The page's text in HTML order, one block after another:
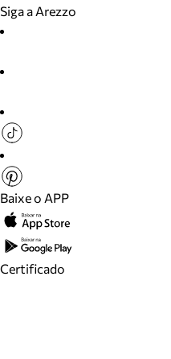
Siga a Arezzo
Baixe o APP
Certificado